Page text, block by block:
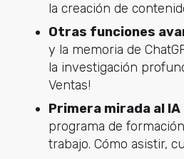
la creación de
Otras funciones
y la memoria de
la investigación
Ventas!
Primera mirada al
programa de
trabajo. Cómo asistir,